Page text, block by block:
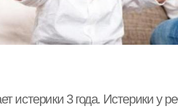
истерики 3 года. Истерики у